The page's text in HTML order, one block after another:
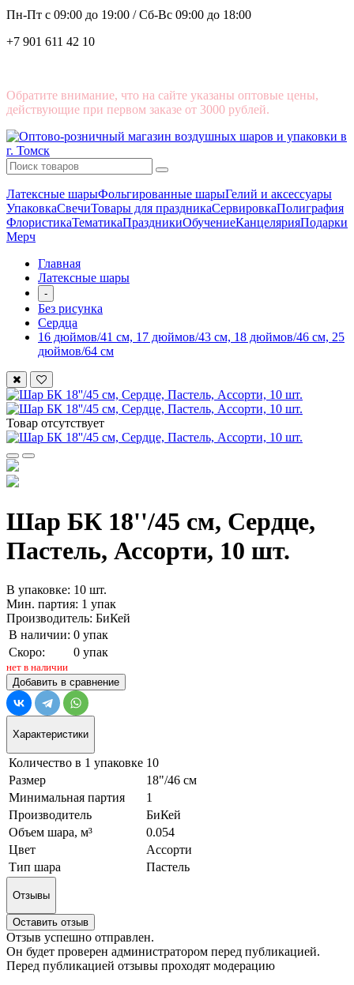
Пн-Пт с 09:00 до 19:00 /Сб-Вс 09:00 до 18:00
+7 901 611 42 10
Обратите внимание, что на сайте указаны оптовые цены,
действующие при первом заказе от 3000 рублей.
Латексные шарыФольгированные шарыГелий и аксессуары
УпаковкаСвечиТовары для праздникаСервировкаПолиграфия
ФлористикаТематикаПраздникиОбучениеКанцелярияПодарки
Мерч
Главная
Латексные шары
-
Без рисунка
Сердца
16 дюймов/41 см, 17 дюймов/43 см, 18 дюймов/46 см, 25
дюймов/64 см
Товар отсутствует
Шар БК 18''/45 см, Сердце,
Пастель, Ассорти, 10 шт.
В упаковке: 10 шт.
Мин. партия: 1 упак
Производитель: БиКей
В наличии: 0 упак
Скоро:
0 упак
нет в наличии
Добавить в сравнение
Характеристики
Количество в 1 упаковке 10
Размер
18"/46 см
Минимальная партия
1
Производитель
БиКей
Объем шара, м³
0.054
Цвет
Ассорти
Тип шара
Пастель
Отзывы
Оставить отзыв
Отзыв успешно отправлен.
Он будет проверен администратором перед публикацией.
Перед публикацией отзывы проходят модерацию